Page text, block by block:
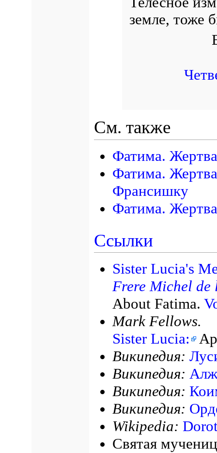
земле, тоже
См. также
Фатима.
Фатима.
Франсишку
Фатима.
Ссылки
Sister Lucia's
Frere Michel de
About Fatima.
Mark Fellows.
Sister Lucia:
Википедия:
Википедия:
Википедия:
Википедия:
Wikipedia:
Святая